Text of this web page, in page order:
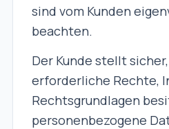
sind vom Kunden
beachten.
Der Kunde stellt
erforderliche Rechte,
Rechtsgrundlagen
personenbezogene